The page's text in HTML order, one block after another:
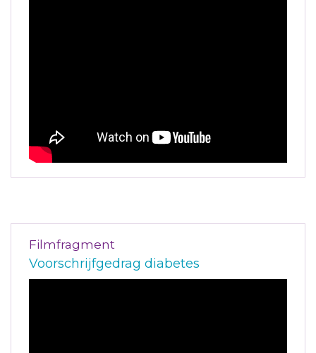
Filmfragment
Voorschrijfgedrag diabetes